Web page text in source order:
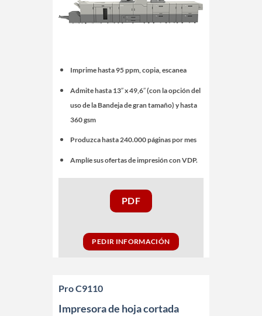
Imprime hasta 95 ppm, copia, escanea
Admite hasta 13″ x 49,6″ (con la opción del
uso de la Bandeja de gran tamaño) y hasta
360 gsm
Produzca hasta 240.000 páginas por mes
Amplíe sus ofertas de impresión con VDP.
PDF
PEDIR INFORMACIÓN
Pro C9110
Impresora de hoja cortada